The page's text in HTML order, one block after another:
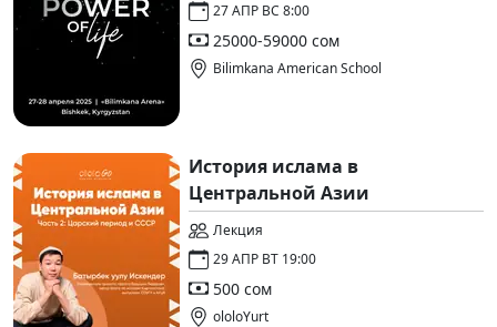
27 АПР ВС 8:00
25000-59000 сом
Bilimkana American School
История ислама в
Центральной Азии
Лекция
29 АПР ВТ 19:00
500 сом
ololoYurt